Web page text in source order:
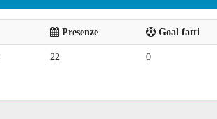
Presenze Goal fatti
22 0